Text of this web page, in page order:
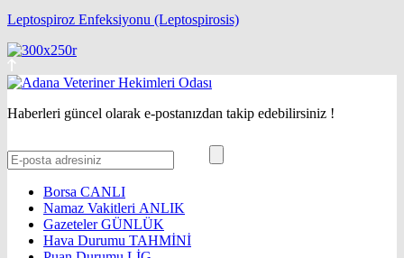
Leptospiroz Enfeksiyonu (Leptospirosis)
Haberleri güncel olarak e-postanızdan takip edebilirsiniz !
Borsa CANLI
Namaz Vakitleri ANLIK
GazetelerGÜNLÜK
Hava Durumu TAHMİNİ